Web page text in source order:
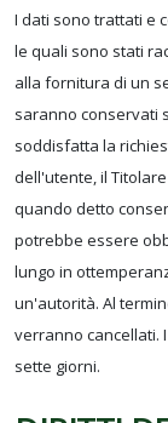
I dati sono trattati e
le quali sono stati
alla fornitura di un
saranno conservati
soddisfatta la
dell'utente, il
quando detto
potrebbe essere
lungo in
un'autorità. Al
verranno cancellati.
sette giorni.